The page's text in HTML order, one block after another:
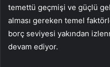
temettü geçmişi ve güçlü
alması gereken temel
borç seviyesi yakından
devam ediyor.